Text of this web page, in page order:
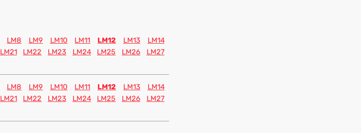
LM8 LM9 LM10 LM11 LM12 LM13
LM14
LM21 LM22 LM23 LM24 LM25 LM26
LM27
LM8 LM9 LM10 LM11 LM12 LM13
LM14
LM21 LM22 LM23 LM24 LM25 LM26
LM27